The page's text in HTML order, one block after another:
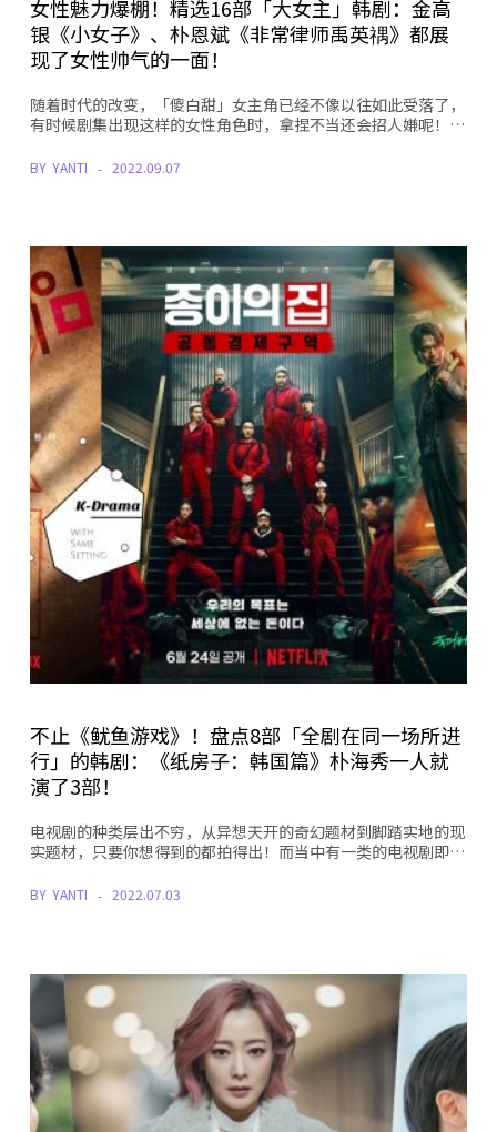
女性魅力爆棚！精选16部「大女主」韩剧：金高
银《小女子》、朴恩斌《非常律师禹英禑》都展
现了女性帅气的一面！
随着时代的改变，「傻白甜」女主角已经不像以往如此受落了，
有时候剧集出现这样的女性角色时，拿捏不当还会招人嫌呢！…
BY YANTI 2022.09.07
不止《鱿鱼游戏》！盘点8部「全剧在同一场所进
行」的韩剧：《纸房子：韩国篇》朴海秀一人就
演了3部！
电视剧的种类层出不穷，从异想天开的奇幻题材到脚踏实地的现
实题材，只要你想得到的都拍得出！而当中有一类的电视剧即…
BY YANTI 2022.07.03